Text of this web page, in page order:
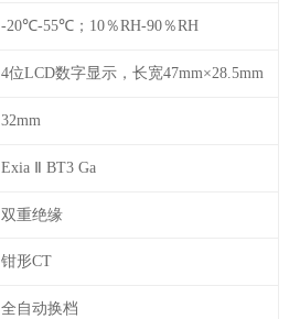
-20℃-55℃；10％RH-90％RH
4位LCD数字显示，长宽47mm×28.5mm
32mm
Exia Ⅱ BT3 Ga
双重绝缘
钳形CT
全自动换档